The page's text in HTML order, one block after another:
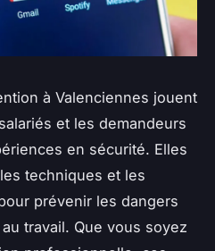
à Valenciennes jouent
et les demandeurs
en sécurité. Elles
techniques et les
prévenir les dangers
travail. Que vous soyez